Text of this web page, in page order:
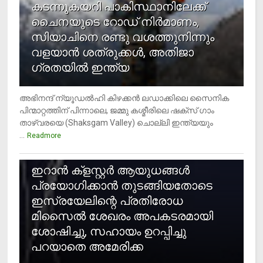
കടന്നുകയറി പാകിസ്ഥാനിലേക്ക്
ചൈനയുടെ റോഡ് നിർമാണം,
സിയാചിനെ രണ്ടു വശത്തുനിന്നും
വളയാൻ ശത്രുക്കൾ, അതിജാ​
ഗ്രതയിൽ ഇന്ത്യ
അഭിനന്ദ് ന്യൂഡൽഹി കിഴക്കൻ ലഡാക്കിലെ സൈനിക
പിന്മാറ്റത്തിന് പിന്നാലെ, ജമ്മു കശ്മീരിലെ ഷക്സ് ​ഗാം
താഴ്‌വരയെ (Shaksgam Valley) ചൊല്ലി ഇന്ത്യയും
Readmore
ഇറാന്‍ ക്‌ളസ്റ്റര്‍ ആയുധങ്ങള്‍
പ്രയോഗിക്കാന്‍ തുടങ്ങിയതോടെ
ഇസ്രയേലിന്റെ പ്രതിരോധ
മിസൈല്‍ ശേഖരം അപകടരമായി
ശോഷിച്ചു, സഹായം ഉറപ്പിച്ചു
പറയാതെ അമേരിക്ക